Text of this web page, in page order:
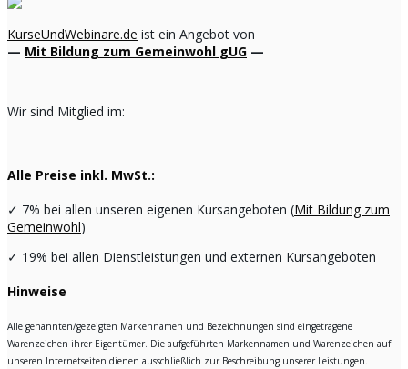
KurseUndWebinare.de ist ein Angebot von
— Mit Bildung zum Gemeinwohl gUG —
Wir sind Mitglied im:
Alle Preise inkl. MwSt.:
✓ 7% bei allen unseren eigenen Kursangeboten (Mit Bildung zum
Gemeinwohl)
✓ 19% bei allen Dienstleistungen und externen Kursangeboten
Hinweise
Alle genannten/gezeigten Markennamen und Bezeichnungen sind eingetragene
Warenzeichen ihrer Eigentümer. Die aufgeführten Markennamen und Warenzeichen auf
unseren Internetseiten dienen ausschließlich zur Beschreibung unserer Leistungen.